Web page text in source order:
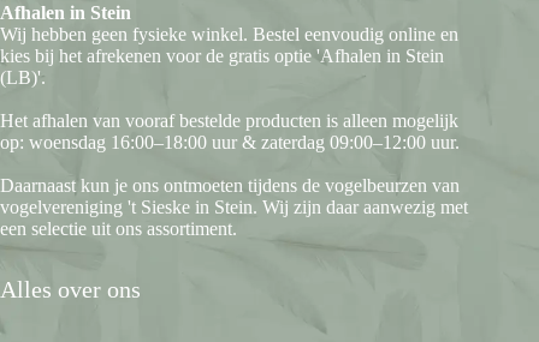
Afhalen in Stein
Wij hebben geen fysieke winkel. Bestel eenvoudig online en
kies bij het afrekenen voor de gratis optie 'Afhalen in Stein
(LB)'.
Het afhalen van vooraf bestelde producten is alleen mogelijk
op: woensdag 16:00–18:00 uur & zaterdag 09:00–12:00 uur.
Daarnaast kun je ons ontmoeten tijdens de vogelbeurzen van
vogelvereniging 't Sieske in Stein. Wij zijn daar aanwezig met
een selectie uit ons assortiment.
Alles over ons